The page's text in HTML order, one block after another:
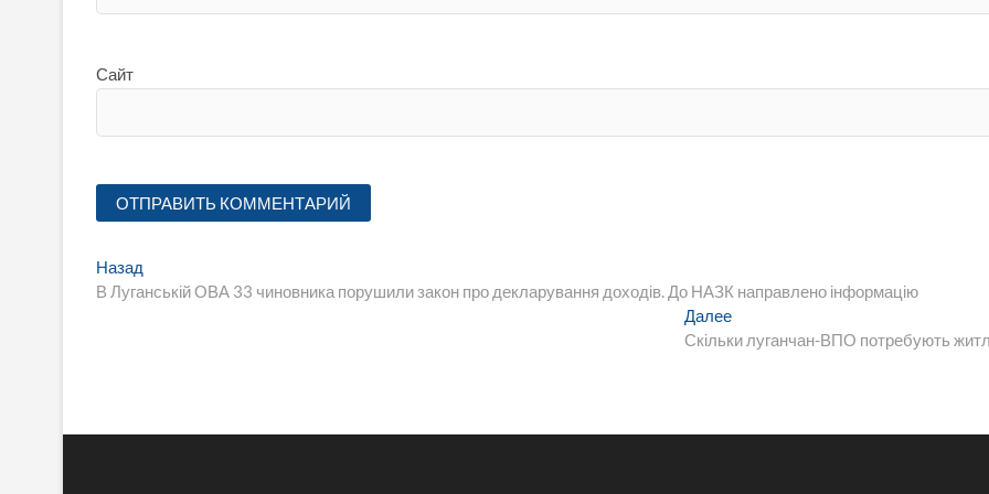
Сайт
Навигация
по
Назад
запись:
В Луганській ОВА 33 чиновника порушили закон про декларування доходів. До НАЗК направлено інформацію
ДалееСледующая
запись:
Скільки луганчан-ВПО потребують